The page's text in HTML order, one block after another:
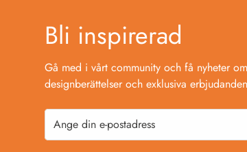
Bli inspirerad
Gå med i vårt community och få nyheter
designberättelser och exklusiva erbjudanden